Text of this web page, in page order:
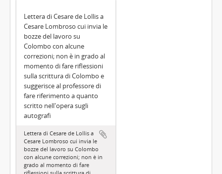
Lettera di Cesare de Lollis a
Cesare Lombroso cui invia le
bozze del lavoro su
Colombo con alcune
correzioni; non è in grado al
momento di fare riflessioni
sulla scrittura di Colombo e
suggerisce al professore di
fare riferimento a quanto
scritto nell'opera sugli
autografi
Lettera di Cesare de Lollis a
Cesare Lombroso cui invia le
bozze del lavoro su Colombo
con alcune correzioni; non è in
grado al momento di fare